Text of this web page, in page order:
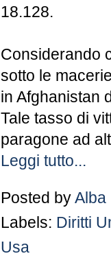
18.128.
Considerando
sotto le
in Afghanistan
Tale tasso di
paragone ad
Leggi tutto...
Posted by Alba
Labels: Diritti
Usa